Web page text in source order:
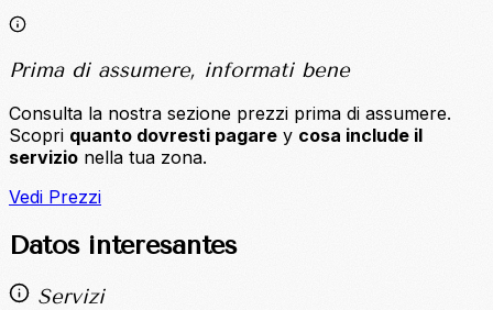
Prima di assumere, informati bene
Consulta la nostra sezione prezzi prima di assumere.
Scopri quanto dovresti pagare y cosa include il
servizio nella tua zona.
Vedi Prezzi
Datos interesantes
Servizi